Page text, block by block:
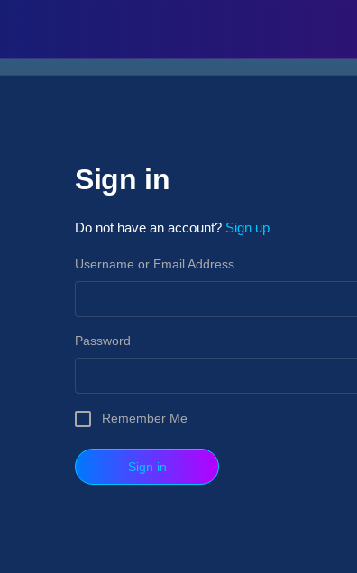
Sign in
Do not have an account? Sign up
Username or Email Address
Password
Remember Me
Sign in